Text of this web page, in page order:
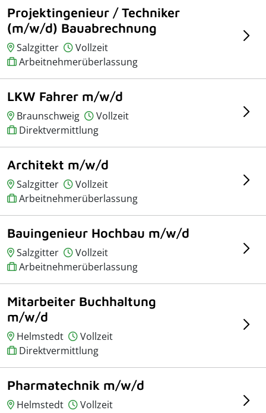
Projektingenieur / Techniker
(m/w/d) Bauabrechnung
Salzgitter
Vollzeit
Arbeitnehmerüberlassung
LKW Fahrer m/w/d
Braunschweig
Vollzeit
Direktvermittlung
Architekt m/w/d
Salzgitter
Vollzeit
Arbeitnehmerüberlassung
Bauingenieur Hochbau m/w/d
Salzgitter
Vollzeit
Arbeitnehmerüberlassung
Mitarbeiter Buchhaltung
m/w/d
Helmstedt
Vollzeit
Direktvermittlung
Pharmatechnik m/w/d
Helmstedt
Vollzeit